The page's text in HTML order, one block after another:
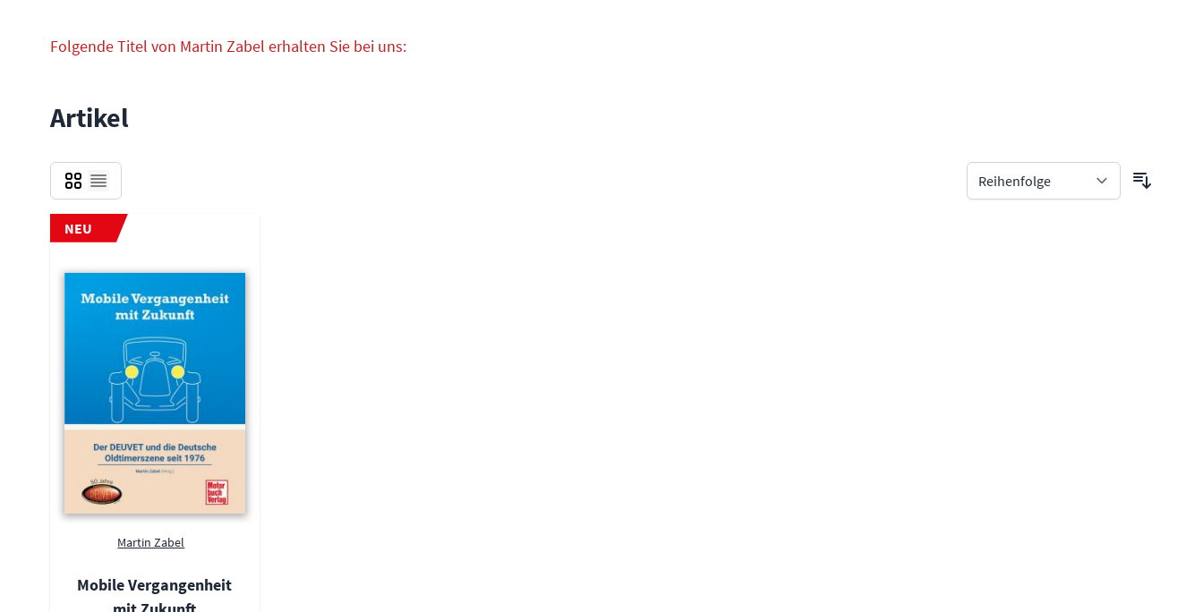
Folgende Titel von Martin Zabel erhalten Sie bei uns:
Artikel
Grid
Liste
NEU
Martin Zabel
Mobile Vergangenheit